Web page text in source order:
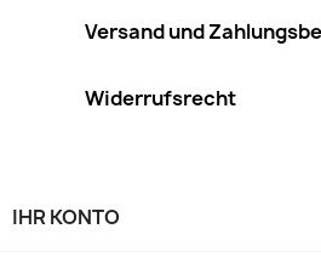
Versand und
Widerrufsrecht
IHR KONTO